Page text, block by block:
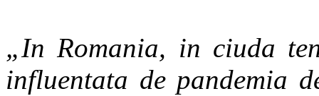
„In Romania, in ciuda
influentata de pandemia